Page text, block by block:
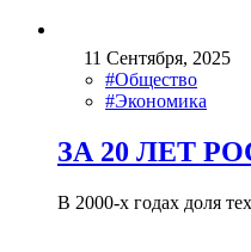
11 Сентября, 2025
#Общество
#Экономика
ЗА 20 ЛЕТ
В 2000-х годах доля